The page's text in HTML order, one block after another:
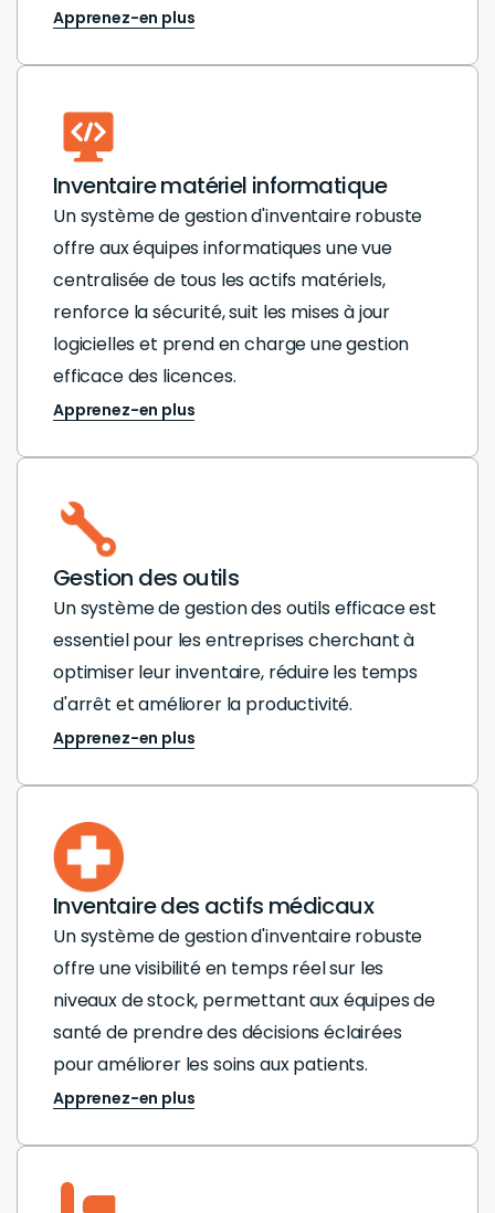
Apprenez-en plus
Inventaire matériel informatique
Un système de gestion d'inventaire robuste
offre aux équipes informatiques une vue
centralisée de tous les actifs matériels,
renforce la sécurité, suit les mises à jour
logicielles et prend en charge une gestion
efficace des licences.
Apprenez-en plus
Gestion des outils
Un système de gestion des outils efficace est
essentiel pour les entreprises cherchant à
optimiser leur inventaire, réduire les temps
d'arrêt et améliorer la productivité.
Apprenez-en plus
Inventaire des actifs médicaux
Un système de gestion d'inventaire robuste
offre une visibilité en temps réel sur les
niveaux de stock, permettant aux équipes de
santé de prendre des décisions éclairées
pour améliorer les soins aux patients.
Apprenez-en plus